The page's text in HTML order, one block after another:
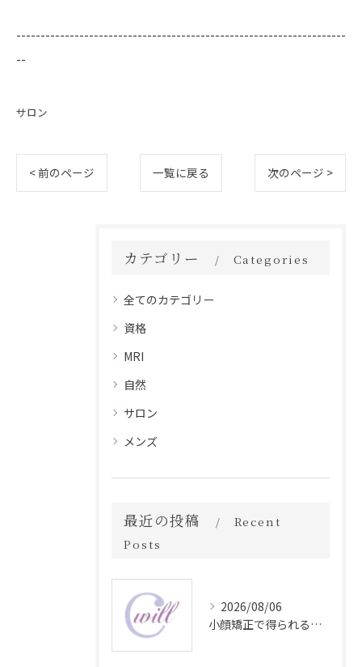
--------------------------------------------------------------------
--
サロン
< 前のページ 一覧に戻る 次のページ >
カテゴリー Categories
全てのカテゴリー
資格
MRI
自然
サロン
メンズ
最近の投稿
Recent
Posts
2026/08/06
小顔矯正で得られる顔変化の科学的効果